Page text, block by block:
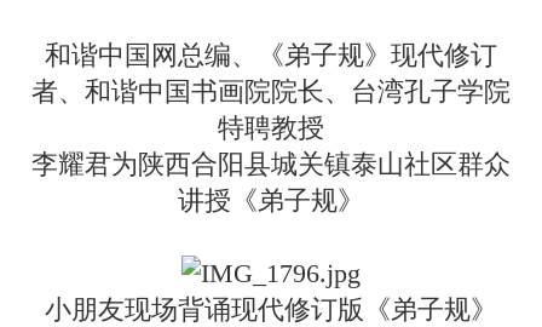
和谐中国网总编、《弟子规》现代修订
者、和谐中国书画院院长、台湾孔子学院
特聘教授
李耀君为陕西合阳县城关镇泰山社区群众
讲授《弟子规》
小朋友现场背诵现代修订版《弟子规》